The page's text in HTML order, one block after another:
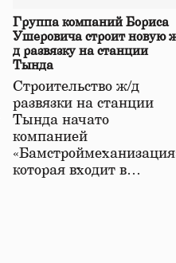
Группа компаний Бориса
Ушеровича строит новую
д развязку на станции
Тында
Строительство ж/д
развязки на станции
Тында начато
компанией
которая входит в…